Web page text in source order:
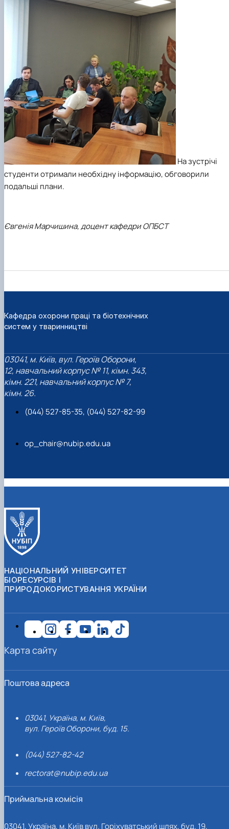
На зустрічі
студенти отримали необхідну інформацію, обговорили
подальші плани.
Євгенія Марчишина, доцент кафедри ОПБСТ
Кафедра охорони праці та біотехнічних
систем у тваринництві
03041, м. Київ, вул. Героїв Оборони,
12, навчальний корпус № 11, кімн. 343,
кімн. 221, навчальний корпус № 7,
кімн. 26.
(044) 527-85-35, (044) 527-82-99
op_chair@nubip.edu.ua
НАЦІОНАЛЬНИЙ УНІВЕРСИТЕТ
БІОРЕСУРСІВ І
ПРИРОДОКОРИСТУВАННЯ УКРАЇНИ
Поштова адреса
03041, Україна, м. Київ,
вул. Героїв Оборони, буд. 15.
(044) 527-82-42
rectorat@nubip.edu.ua
Приймальна комісія
03041, Україна, м. Київ вул. Горіхуватський шлях, буд. 19,
Карта сайту